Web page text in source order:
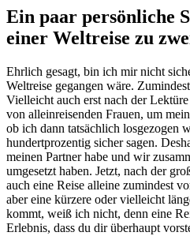
Ein paar persönliche
einer Weltreise zu
Ehrlich gesagt, bin ich mir nicht
Weltreise gegangen wäre.
Vielleicht auch erst nach der
von alleinreisenden Frauen, um
ob ich dann tatsächlich losgezogen
hundertprozentig sicher sagen.
meinen Partner habe und wir
umgesetzt haben. Jetzt, nach der
auch eine Reise alleine zumindest
aber eine kürzere oder vielleicht
kommt, weiß ich nicht, denn eine
Erlebnis, dass du dir überhaupt